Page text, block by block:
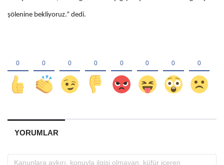
şölenine bekliyoruz.” dedi.
YORUMLAR